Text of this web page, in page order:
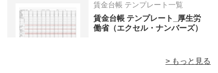
賃金台帳 テンプレート一覧
賃金台帳 テンプレート_厚生労
働省（エクセル・ナンバーズ）
> もっと見る